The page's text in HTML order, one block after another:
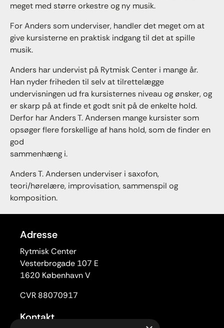
meget med større orkestre og ny musik.
For Anders som underviser, handler det meget om at
give kursisterne en praktisk indgang til det at spille
musik.
Anders har undervist på Rytmisk Center i mange år.
Han nyder friheden til selv at tilrettelægge
undervisningen ud fra kursisternes niveau og ønsker, og
er skarp på at finde et godt snit på de enkelte hold.
Derfor har Anders T. Andersen mange kursister som
opsøger flere forskellige af hans hold, som de finder en
god
sammenhæng i.
Anders T. Andersen underviser i saxofon,
teori/hørelære, improvisation, sammenspil og
komposition.
Adresse
Rytmisk Center
Vesterbrogade 107 E
1620 København V
CVR 88070917
Kontakt